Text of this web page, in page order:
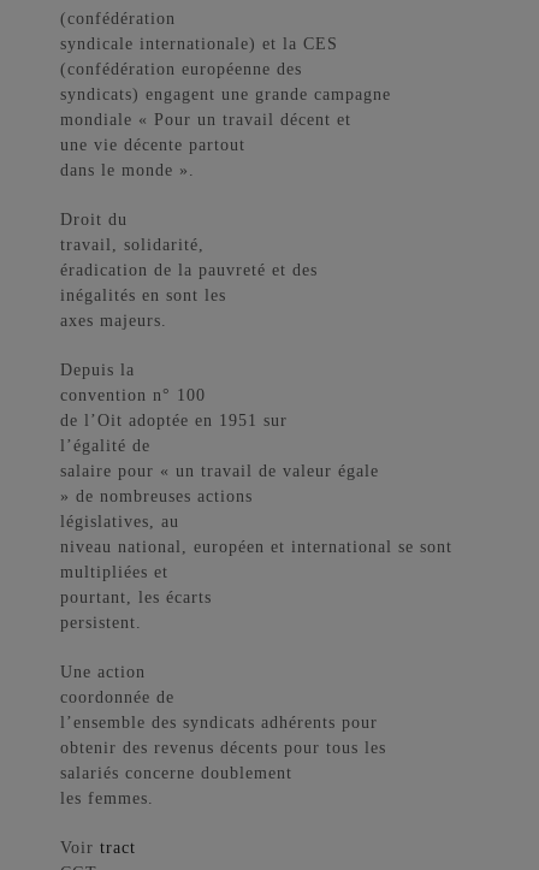
(confédération
syndicale internationale) et la CES
(confédération européenne des
syndicats) engagent une grande campagne
mondiale « Pour un travail décent et
une vie décente partout
dans le monde ».
Droit du
travail, solidarité,
éradication de la pauvreté et des
inégalités en sont les
axes majeurs.
Depuis la
convention n° 100
de l’Oit adoptée en 1951 sur
l’égalité de
salaire pour « un travail de valeur égale
» de nombreuses actions
législatives, au
niveau national, européen et international se sont
multipliées et
pourtant, les écarts
persistent.
Une action
coordonnée de
l’ensemble des syndicats adhérents pour
obtenir des revenus décents pour tous les
salariés concerne doublement
les femmes.
Voir tract